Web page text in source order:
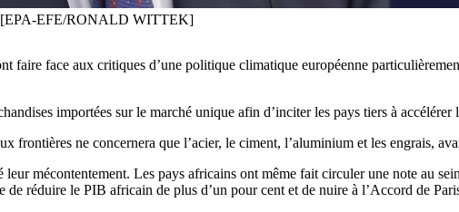
[EPA-EFE/RONALD WITTEK]
faire face aux critiques d’une politique climatique européenne
importées sur le marché unique afin d’inciter les pays tiers à
frontières ne concernera que l’acier, le ciment, l’aluminium et les engrais,
mécontentement. Les pays africains ont même fait circuler une note au
de réduire le PIB africain de plus d’un pour cent et de nuire à l’Accord de